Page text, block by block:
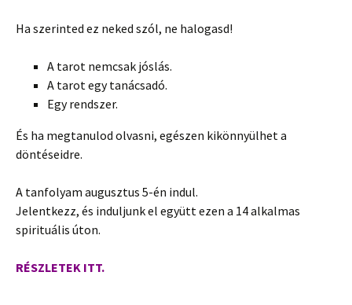
Ha szerinted ez neked szól, ne halogasd!
A tarot nemcsak jóslás.
A tarot egy tanácsadó.
Egy rendszer.
És ha megtanulod olvasni, egészen kikönnyülhet a
döntéseidre.
A tanfolyam augusztus 5-én indul.
Jelentkezz, és induljunk el együtt ezen a 14 alkalmas
spirituális úton.
RÉSZLETEK ITT.